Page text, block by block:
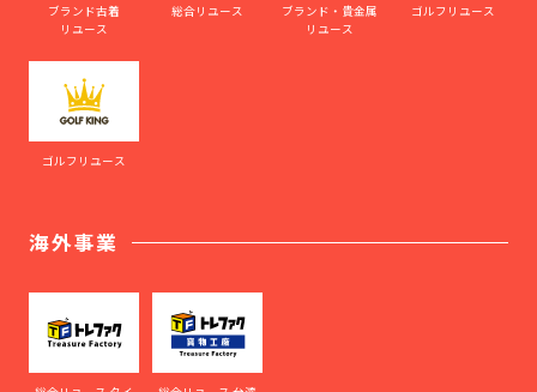
ブランド古着
リユース
総合リユース
ブランド・貴金属
リユース
ゴルフリユース
ゴルフリユース
海外事業